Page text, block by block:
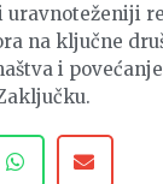
uravnoteženiji
na ključne
i